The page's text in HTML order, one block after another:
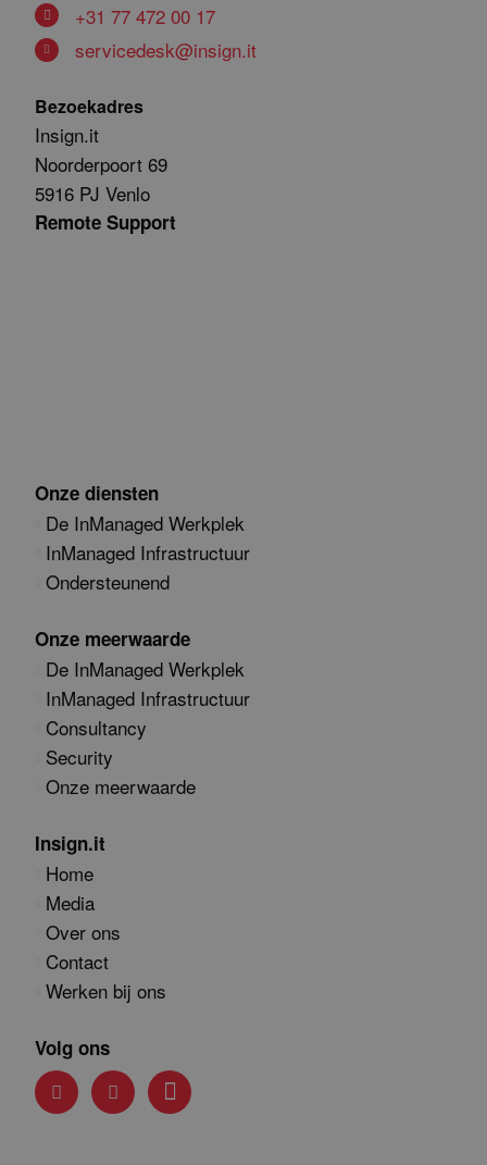
+31 77 472 00 17
servicedesk@insign.it
Bezoekadres
Insign.it
Noorderpoort 69
5916 PJ Venlo
Remote Support
Onze diensten
De InManaged Werkplek
InManaged Infrastructuur
Ondersteunend
Onze meerwaarde
De InManaged Werkplek
InManaged Infrastructuur
Consultancy
Security
Onze meerwaarde
Insign.it
Home
Media
Over ons
Contact
Werken bij ons
Volg ons